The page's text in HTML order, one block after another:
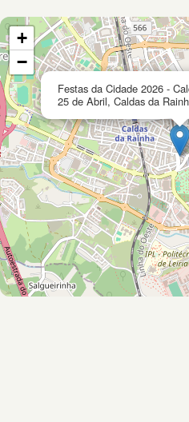
Festas da Cidade 2026 -
25 de Abril, Caldas da
+
−